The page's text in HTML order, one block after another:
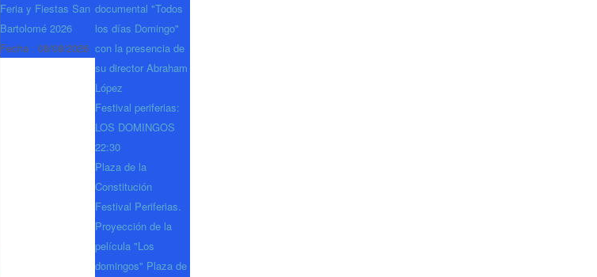
Feria y Fiestas San
Bartolomé 2026
Fecha : 08/08/2026
documental "Todos
los días Domingo"
con la presencia de
su director Abraham
López
Festival periferias:
LOS DOMINGOS
22:30
Plaza de la
Constitución
Festival Periferias.
Proyección de la
película "Los
domingos" Plaza de